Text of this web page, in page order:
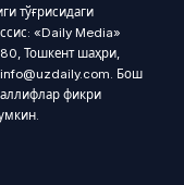
тўғрисидаги
«Daily Media»
Тошкент шаҳри,
info@uzdaily.com. Бош
фикри